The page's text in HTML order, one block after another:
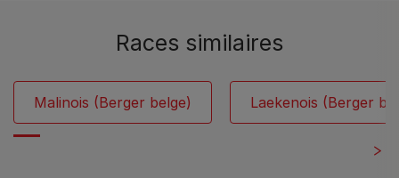
Races similaires
Malinois (Berger belge) Laekenois (Berger